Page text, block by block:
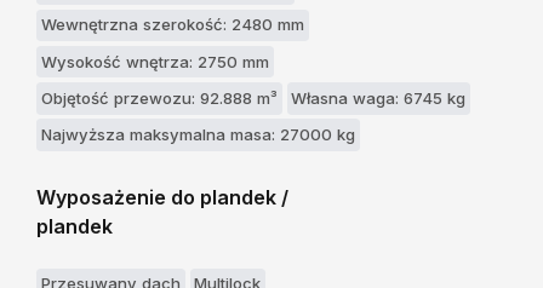
Wewnętrzna szerokość: 2480 mm
Wysokość wnętrza: 2750 mm
Objętość przewozu: 92.888 m³
Własna waga: 6745 kg
Najwyższa maksymalna masa: 27000 kg
Wyposażenie do plandek /
plandek
Przesuwany dach Multilock